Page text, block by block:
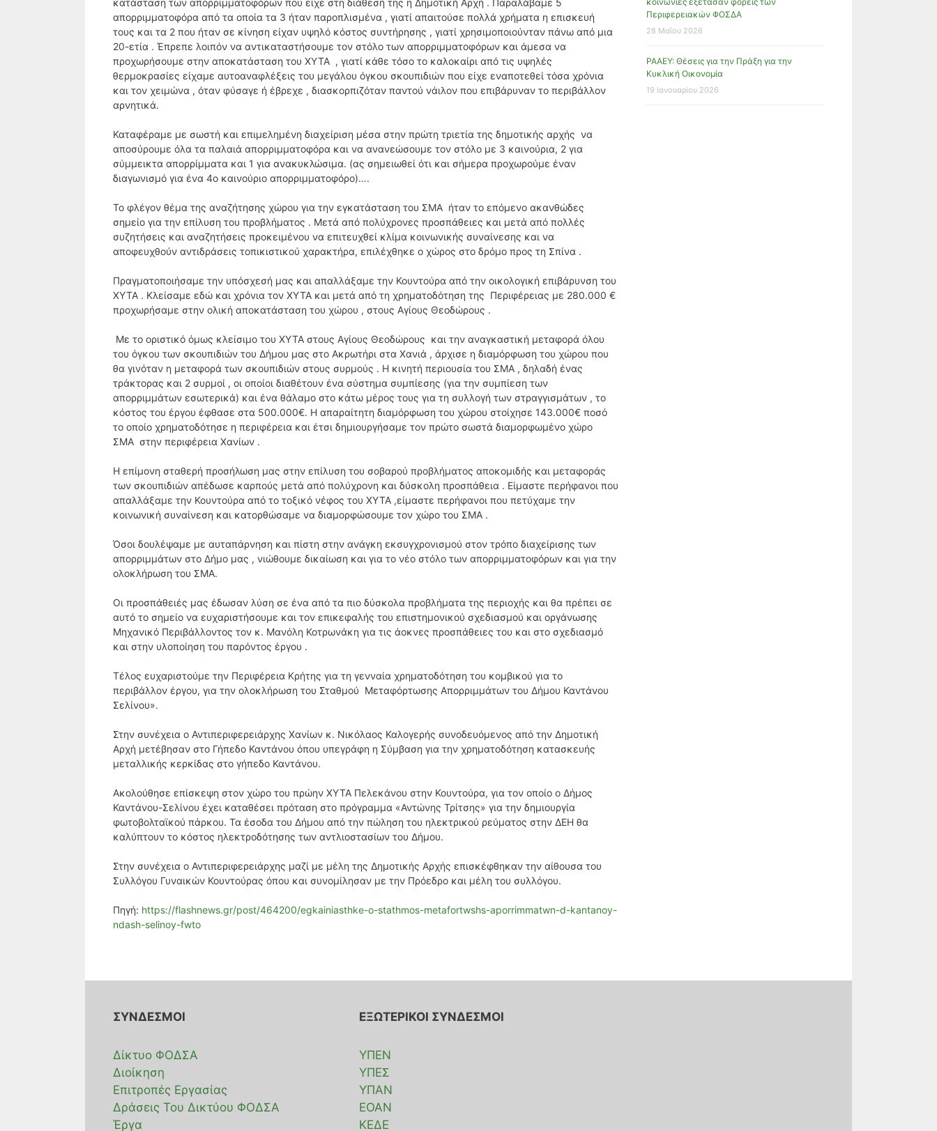
κατάσταση των απορριμματοφόρων που είχε στη διάθεσή της η Δημοτική Αρχή . Παραλάβαμε 5
απορριμματοφόρα από τα οποία τα 3 ήταν παροπλισμένα , γιατί απαιτούσε πολλά χρήματα η επισκευή
τους και τα 2 που ήταν σε κίνηση είχαν υψηλό κόστος συντήρησης , γιατί χρησιμοποιούνταν πάνω από μια
20-ετία . Έπρεπε λοιπόν να αντικαταστήσουμε τον στόλο των απορριμματοφόρων και άμεσα να
προχωρήσουμε στην αποκατάσταση του ΧΥΤΑ , γιατί κάθε τόσο το καλοκαίρι από τις υψηλές
θερμοκρασίες είχαμε αυτοαναφλέξεις του μεγάλου όγκου σκουπιδιών που είχε εναποτεθεί τόσα χρόνια
και τον χειμώνα , όταν φύσαγε ή έβρεχε , διασκορπιζόταν παντού νάιλον που επιβάρυναν το περιβάλλον
αρνητικά.
Καταφέραμε με σωστή και επιμελημένη διαχείριση μέσα στην πρώτη τριετία της δημοτικής αρχής να
αποσύρουμε όλα τα παλαιά απορριμματοφόρα και να ανανεώσουμε τον στόλο με 3 καινούρια, 2 για
σύμμεικτα απορρίμματα και 1 για ανακυκλώσιμα. (ας σημειωθεί ότι και σήμερα προχωρούμε έναν
διαγωνισμό για ένα 4ο καινούριο απορριμματοφόρο)….
Το φλέγον θέμα της αναζήτησης χώρου για την εγκατάσταση του ΣΜΑ ήταν το επόμενο ακανθώδες
σημείο για την επίλυση του προβλήματος . Μετά από πολύχρονες προσπάθειες και μετά από πολλές
συζητήσεις και αναζητήσεις προκειμένου να επιτευχθεί κλίμα κοινωνικής συναίνεσης και να
αποφευχθούν αντιδράσεις τοπικιστικού χαρακτήρα, επιλέχθηκε ο χώρος στο δρόμο προς τη Σπίνα .
Πραγματοποιήσαμε την υπόσχεσή μας και απαλλάξαμε την Κουντούρα από την οικολογική επιβάρυνση του
ΧΥΤΑ . Κλείσαμε εδώ και χρόνια τον ΧΥΤΑ και μετά από τη χρηματοδότηση της Περιφέρειας με 280.000 €
προχωρήσαμε στην ολική αποκατάσταση του χώρου , στους Αγίους Θεοδώρους .
Με το οριστικό όμως κλείσιμο του ΧΥΤΑ στους Αγίους Θεοδώρους και την αναγκαστική μεταφορά όλου
του όγκου των σκουπιδιών του Δήμου μας στο Ακρωτήρι στα Χανιά , άρχισε η διαμόρφωση του χώρου που
θα γινόταν η μεταφορά των σκουπιδιών στους συρμούς . Η κινητή περιουσία του ΣΜΑ , δηλαδή ένας
τράκτορας και 2 συρμοί , οι οποίοι διαθέτουν ένα σύστημα συμπίεσης (για την συμπίεση των
απορριμμάτων εσωτερικά) και ένα θάλαμο στο κάτω μέρος τους για τη συλλογή των στραγγισμάτων , το
κόστος του έργου έφθασε στα 500.000€. Η απαραίτητη διαμόρφωση του χώρου στοίχησε 143.000€ ποσό
το οποίο χρηματοδότησε η περιφέρεια και έτσι δημιουργήσαμε τον πρώτο σωστά διαμορφωμένο χώρο
ΣΜΑ στην περιφέρεια Χανίων .
Η επίμονη σταθερή προσήλωση μας στην επίλυση του σοβαρού προβλήματος αποκομιδής και μεταφοράς
των σκουπιδιών απέδωσε καρπούς μετά από πολύχρονη και δύσκολη προσπάθεια . Είμαστε περήφανοι που
απαλλάξαμε την Κουντούρα από το τοξικό νέφος του ΧΥΤΑ ,είμαστε περήφανοι που πετύχαμε την
κοινωνική συναίνεση και κατορθώσαμε να διαμορφώσουμε τον χώρο του ΣΜΑ .
Όσοι δουλέψαμε με αυταπάρνηση και πίστη στην ανάγκη εκσυγχρονισμού στον τρόπο διαχείρισης των
απορριμμάτων στο Δήμο μας , νιώθουμε δικαίωση και για το νέο στόλο των απορριμματοφόρων και για την
ολοκλήρωση του ΣΜΑ.
Οι προσπάθειές μας έδωσαν λύση σε ένα από τα πιο δύσκολα προβλήματα της περιοχής και θα πρέπει σε
αυτό το σημείο να ευχαριστήσουμε και τον επικεφαλής του επιστημονικού σχεδιασμού και οργάνωσης
Μηχανικό Περιβάλλοντος τον κ. Μανόλη Κοτρωνάκη για τις άοκνες προσπάθειες του και στο σχεδιασμό
και στην υλοποίηση του παρόντος έργου .
Τέλος ευχαριστούμε την Περιφέρεια Κρήτης για τη γενναία χρηματοδότηση του κομβικού για το
περιβάλλον έργου, για την ολοκλήρωση του Σταθμού Μεταφόρτωσης Απορριμμάτων του Δήμου Καντάνου
Σελίνου».
Στην συνέχεια ο Αντιπεριφερειάρχης Χανίων κ. Νικόλαος Καλογερής συνοδευόμενος από την Δημοτική
Αρχή μετέβησαν στο Γήπεδο Καντάνου όπου υπεγράφη η Σύμβαση για την χρηματοδότηση κατασκευής
μεταλλικής κερκίδας στο γήπεδο Καντάνου.
Ακολούθησε επίσκεψη στον χώρο του πρώην ΧΥΤΑ Πελεκάνου στην Κουντούρα, για τον οποίο ο Δήμος
Καντάνου-Σελίνου έχει καταθέσει πρόταση στο πρόγραμμα «Αντώνης Τρίτσης» για την δημιουργία
φωτοβολταϊκού πάρκου. Τα έσοδα του Δήμου από την πώληση του ηλεκτρικού ρεύματος στην ΔΕΗ θα
καλύπτουν το κόστος ηλεκτροδότησης των αντλιοστασίων του Δήμου.
Στην συνέχεια ο Αντιπεριφερειάρχης μαζί με μέλη της Δημοτικής Αρχής επισκέφθηκαν την αίθουσα του
Συλλόγου Γυναικών Κουντούρας όπου και συνομίλησαν με την Πρόεδρο και μέλη του συλλόγου.
Πηγή: https://flashnews.gr/post/464200/egkainiasthke-o-stathmos-metafortwshs-aporrimmatwn-d-kantanoy-
ndash-selinoy-fwto
Περιφερειακών ΦΟΣΔΑ
28 Μαΐου 2026
ΡΑΑΕΥ: Θέσεις για την Πράξη για την
Κυκλική Οικονομία
19 Ιανουαρίου 2026
ΣΥΝΔΕΣΜΟΙ
Δίκτυο ΦΟΔΣΑ
Διοίκηση
Επιτροπές Εργασίας
Δράσεις Του Δικτύου ΦΟΔΣΑ
Έργα
ΕΞΩΤΕΡΙΚΟΙ ΣΥΝΔΕΣΜΟΙ
ΥΠΕΝ
ΥΠΕΣ
ΥΠΑΝ
ΕΟΑΝ
ΚΕΔΕ